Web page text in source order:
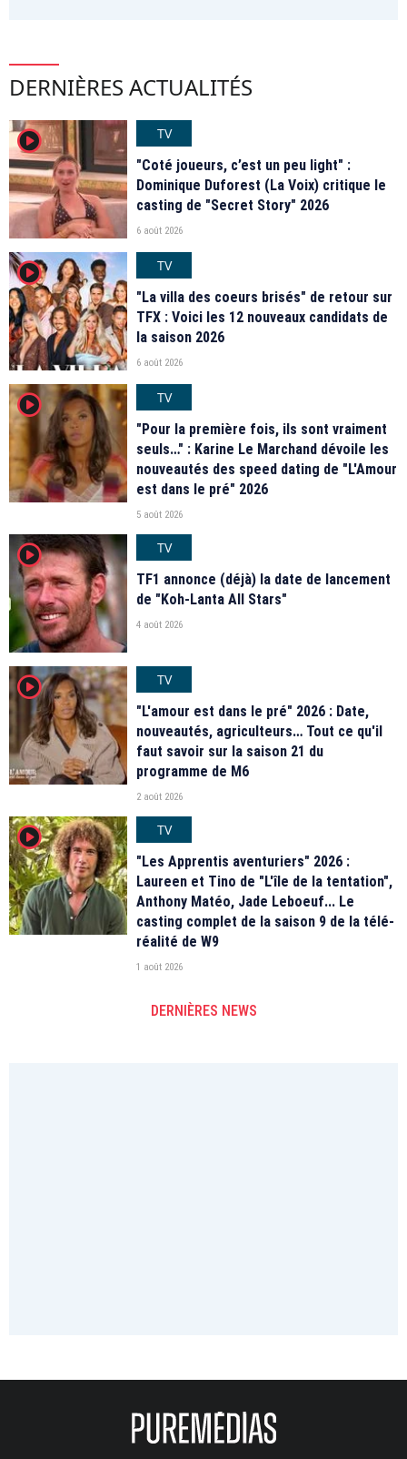
DERNIÈRES ACTUALITÉS
player2
TV
"Coté joueurs, c’est un peu light" :
Dominique Duforest (La Voix) critique le
casting de "Secret Story" 2026
6 août 2026
player2
TV
"La villa des coeurs brisés" de retour sur
TFX : Voici les 12 nouveaux candidats de
la saison 2026
6 août 2026
player2
TV
"Pour la première fois, ils sont vraiment
seuls…" : Karine Le Marchand dévoile les
nouveautés des speed dating de "L'Amour
est dans le pré" 2026
5 août 2026
player2
TV
TF1 annonce (déjà) la date de lancement
de "Koh-Lanta All Stars"
4 août 2026
player2
TV
"L'amour est dans le pré" 2026 : Date,
nouveautés, agriculteurs… Tout ce qu'il
faut savoir sur la saison 21 du
programme de M6
2 août 2026
player2
TV
"Les Apprentis aventuriers" 2026 :
Laureen et Tino de "L'île de la tentation",
Anthony Matéo, Jade Leboeuf... Le
casting complet de la saison 9 de la télé-
réalité de W9
1 août 2026
DERNIÈRES NEWS